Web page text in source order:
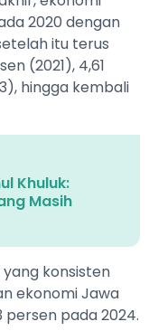
2020 dengan
itu terus
(2021), 4,61
hingga kembali
Khuluk:
Masih
konsisten
ekonomi Jawa
persen pada 2024.